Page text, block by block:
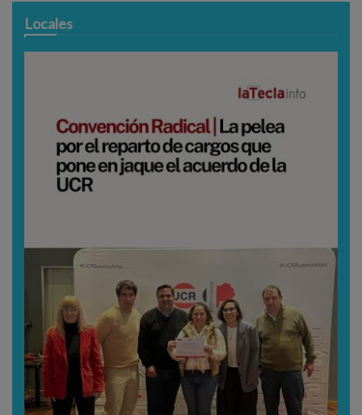
Locales